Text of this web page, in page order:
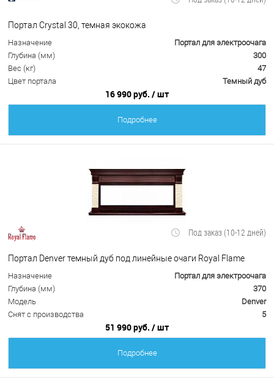
Портал Crystal 30, темная экокожа
Назначение
Портал для электроочага
Глубина (мм)
300
Вес (кг)
47
Цвет портала
Темный дуб
16 990 руб. / шт
Подробнее
Под заказ (10-12 дней)
Портал Denver темный дуб под линейные очаги Royal Flame
Назначение
Портал для электроочага
Глубина (мм)
370
Модель
Denver
Снят с производства
5
51 990 руб. / шт
Подробнее